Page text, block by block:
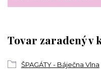
Tovar zaradený v
ŠPAGÁTY - Báječna Vlna